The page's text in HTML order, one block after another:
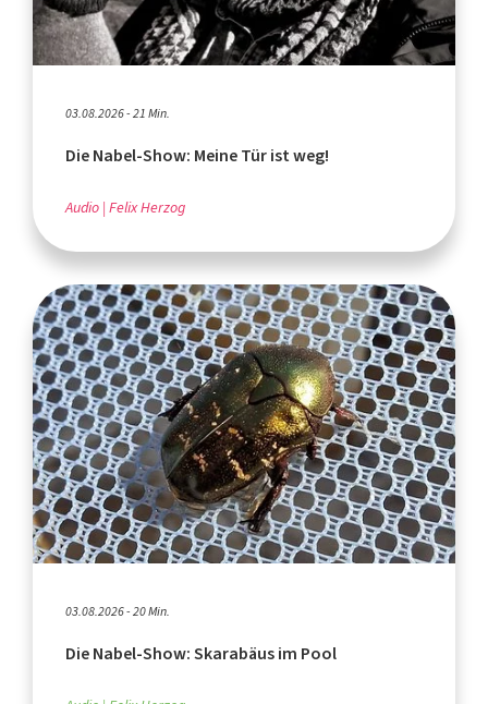
03.08.2026 - 21 Min.
Die Nabel-Show: Meine Tür ist weg!
Audio Felix Herzog
03.08.2026 - 20 Min.
Die Nabel-Show: Skarabäus im Pool